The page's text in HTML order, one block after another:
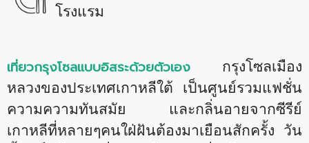
โรงแรม
เที่ยวกรุงโซลแบบอิสระด้วยตัวเอง
กรุงโซลเมือง
หลวงของประเทศเกาหลีใต้ เป็นศูนย์รวมแฟชั่น
ความความทันสมัย และกลิ่นอายจากซีรีย์
เกาหลีที่หลายๆคนใฝ่ฝันต้องมาเยือนสักครั้ง วัน